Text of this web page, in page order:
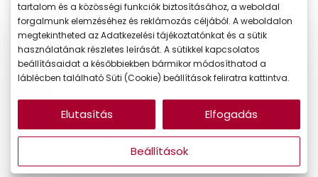
Korábbi ár: 17.590 Ft
Akciós ár: 11.434 Ft
tartalom és a közösségi funkciók biztosításához, a weboldal
forgalmunk elemzéséhez és reklámozás céljából. A weboldalon
megtekintheted az Adatkezelési tájékoztatónkat és a sütik
használatának részletes leírását. A sütikkel kapcsolatos
beállításaidat a későbbiekben bármikor módosíthatod a
láblécben található Süti (Cookie) beállítások feliratra kattintva.
Beállítások
Elutasítás Elfogadás